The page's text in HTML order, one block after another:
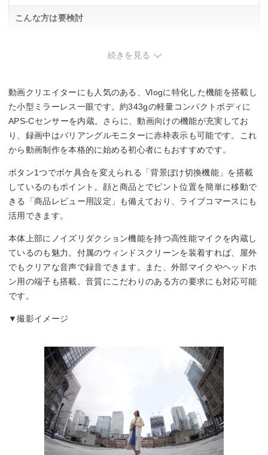
こんな方は要検討
・防塵防滴性能を重視する方。
続きを見る
動画クリエイターにも人気のある、Vlogに特化した機能を搭載し
た小型ミラーレス一眼です。約343gの軽量コンパクトボディに
APS-Cセンサーを内蔵。さらに、動画向けの機能が充実してお
り、録画中はバリアングルモニターに赤枠表示も可能です。これ
から動画制作を本格的に始める初心者にもおすすめです。
ボタン1つでボケ具合を変えられる「背景ぼけ切換機能」を搭載
しているのもポイント。顔と商品とでピント位置を簡単に移動で
きる「商品レビュー用設定」も備えており、ライブコマースにも
活用できます。
本体上部にノイズリダクション機能を持つ高性能マイクを内蔵し
ているのも魅力。付属のウィンドスクリーンを装着すれば、屋外
でもクリアな音声で録音できます。また、外部マイクやヘッドホ
ン用の端子も搭載。音質にこだわりのある方の要求にも対応可能
です。
▼撮影イメージ